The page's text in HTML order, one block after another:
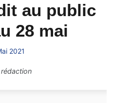
au public
28 mai
2021